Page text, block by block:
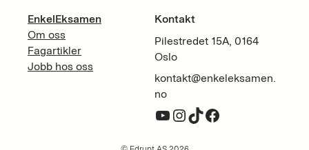
EnkelEksamen
Om oss
Fagartikler
Jobb hos oss
Kontakt
Pilestredet 15A, 0164
Oslo
kontakt@enkeleksamen.
no
YouTube InstagramTikTok Facebook